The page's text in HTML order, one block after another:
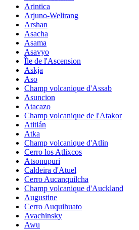
Arintica
Arjuno-Welirang
Arshan
Asacha
Asama
Asavyo
Île de l'Ascension
Askja
Aso
Champ volcanique d'Assab
Asuncion
Atacazo
Champ volcanique de l'Atakor
Atitlán
Atka
Champ volcanique d'Atlin
Cerro los Atlixcos
Atsonupuri
Caldeira d'Atuel
Cerro Aucanquilcha
Champ volcanique d'Auckland
Augustine
Cerro Auquihuato
Avachinsky
Awu